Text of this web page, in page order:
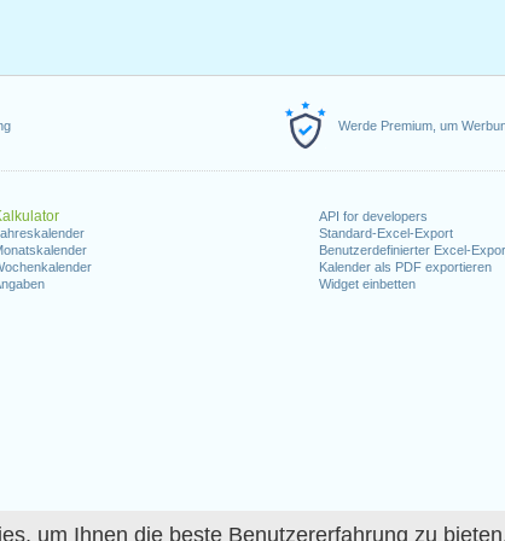
um Ihnen die beste Benutzererfahrung zu
Werde Premium, um
API for developers
Standard-Excel-Export
Benutzerdefinierter Excel-
Kalender als PDF exportieren
Widget einbetten